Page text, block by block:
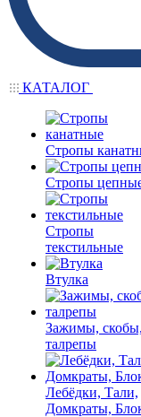
КАТАЛОГ
Стропы
Стропы
Стропы
текстильные
Втулка
Зажимы, скобы,
талрепы
Лебёдки, Тали,
Домкраты,